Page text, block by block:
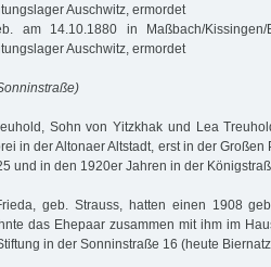
Auschwitz, ermordet
am 14.10.1880 in Maßbach/Kissingen/
Auschwitz, ermordet
Sohn von Yitzkhak und Lea
in der Altonaer Altstadt, erst in der
und in den 1920er Jahren in der
geb. Strauss, hatten einen 1908
das Ehepaar zusammen mit ihm im
in der Sonninstraße 16 (heute